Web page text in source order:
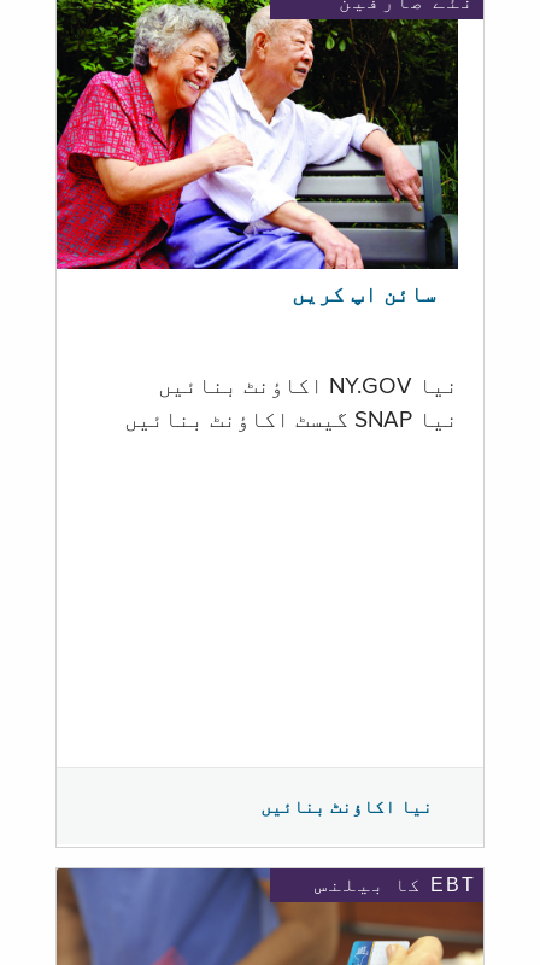
سائن اپ کریں
نیا NY.GOV اکاؤنٹ بنائیں
نیا SNAP گیسٹ اکاؤنٹ بنائیں
نیا اکاؤنٹ بنائیں
EBT کا بیلنس